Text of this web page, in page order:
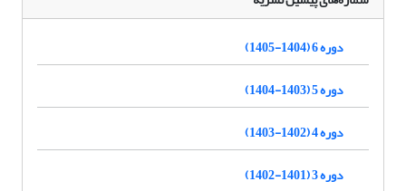
دوره 6 (1404-1405)
دوره 5 (1403-1404)
دوره 4 (1402-1403)
دوره 3 (1401-1402)